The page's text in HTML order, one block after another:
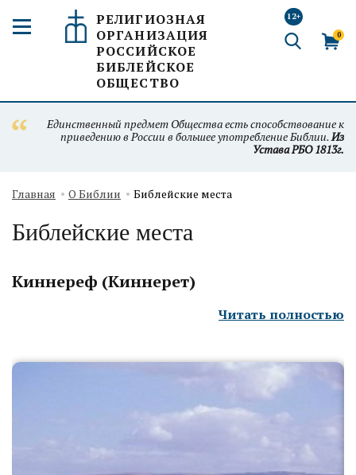
РЕЛИГИОЗНАЯ
ОРГАНИЗАЦИЯ
РОССИЙСКОЕ
БИБЛЕЙСКОЕ
ОБЩЕСТВО
12+
0
Единственный предмет Общества есть способствование к
приведению в России в большее употребление Библии.Из
Устава РБО 1813г.
Главная О Библии Библейские места
Библейские места
Киннереф (Киннерет)
Читать полностью